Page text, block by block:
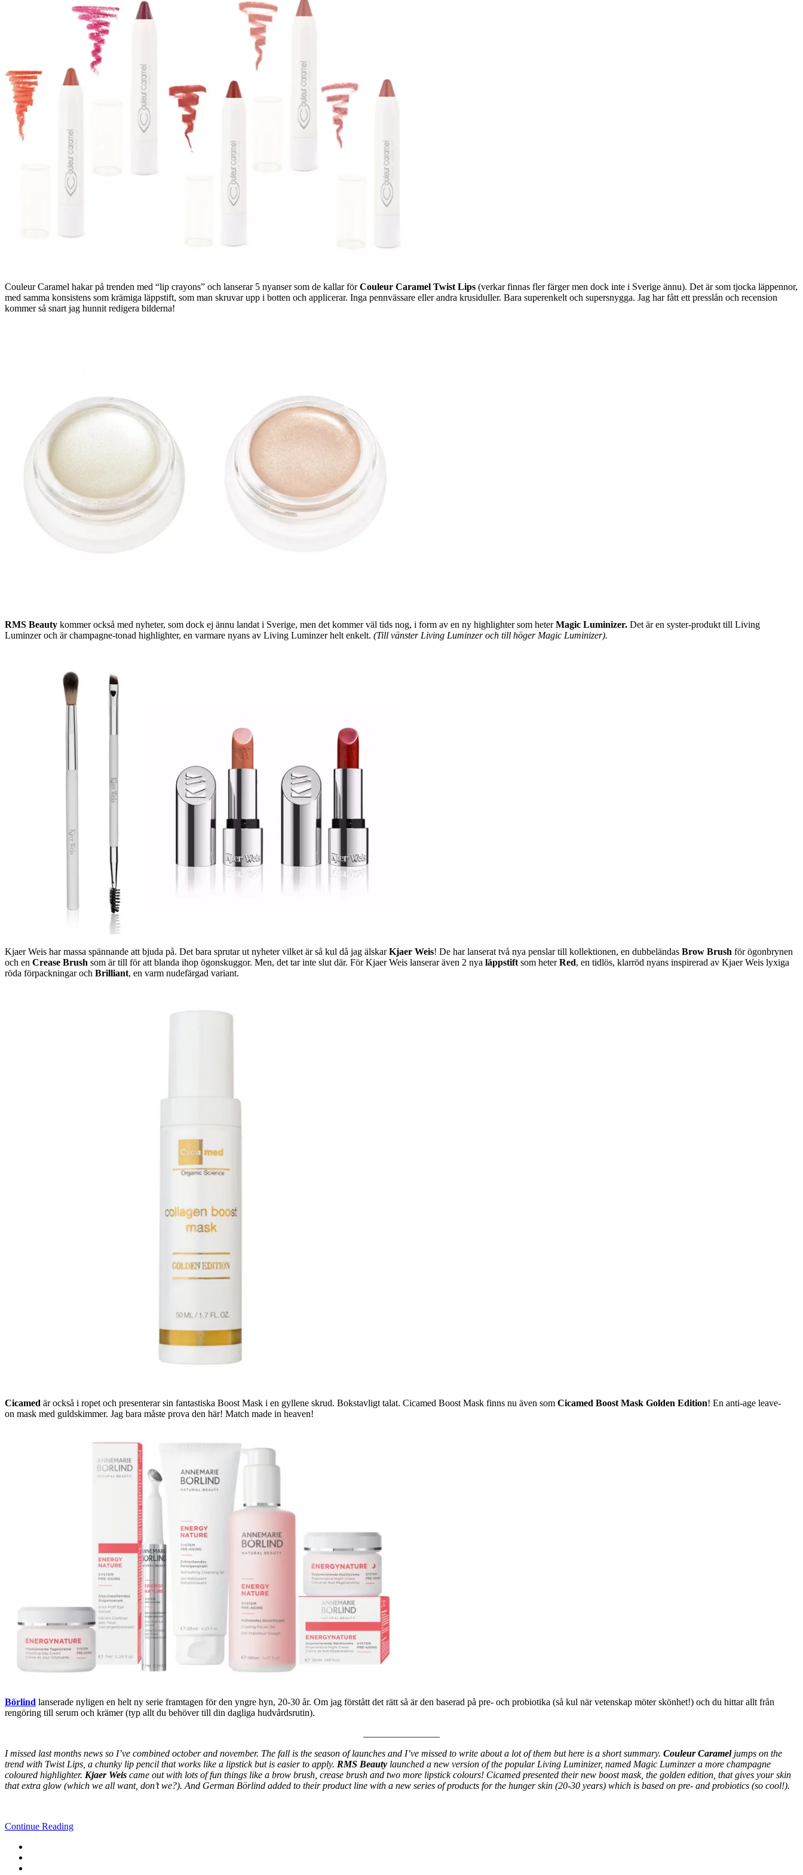
Couleur Caramel hakar på trenden med “lip crayons” och lanserar 5 nyanser som de kallar förCouleur Caramel Twist Lips (verkar finnas fler färger men dock inte i Sverige ännu). Det är som tjocka läppennor,
med samma konsistens som krämiga läppstift, som man skruvar upp i botten och applicerar. Inga pennvässare eller andra krusiduller. Bara superenkelt och supersnygga. Jag har fått ett presslån och recension
kommer så snart jag hunnit redigera bilderna!
RMS Beauty kommer också med nyheter, som dock ej ännu landat i Sverige, men det kommer väl tids nog, i form av en ny highlighter som heterMagic Luminizer. Det är en syster-produkt till Living
Luminzer och är champagne-tonad highlighter, en varmare nyans av Living Luminzer helt enkelt. (Till vänster Living Luminzer och till höger Magic Luminizer).
Kjaer Weis har massa spännande att bjuda på. Det bara sprutar ut nyheter vilket är så kul då jag älskarKjaer Weis! De har lanserat två nya penslar till kollektionen, en dubbeländas Brow Brush för ögonbrynen
och en Crease Brush som är till för att blanda ihop ögonskuggor. Men, det tar inte slut där. För Kjaer Weis lanserar även 2 nya läppstift som heterRed, en tidlös, klarröd nyans inspirerad av Kjaer Weis lyxiga
röda förpackningar och Brilliant, en varm nudefärgad variant.
Cicamed är också i ropet och presenterar sin fantastiska Boost Mask i en gyllene skrud. Bokstavligt talat. Cicamed Boost Mask finns nu även som Cicamed Boost Mask Golden Edition! En anti-age leave-
on mask med guldskimmer. Jag bara måste prova den här! Match made in heaven!
Börlind lanserade nyligen en helt ny serie framtagen för den yngre hyn, 20-30 år. Om jag förstått det rätt så är den baserad på pre- och probiotika (så kul när vetenskap möter skönhet!) och du hittar allt från
rengöring till serum och krämer (typ allt du behöver till din dagliga hudvårdsrutin).
I missed last months news so I’ve combined october and november. The fall is the season of launches and I’ve missed to write about a lot of them but here is a short summary. Couleur Carameljumps on the
trend with Twist Lips, a chunky lip pencil that works like a lipstick but is easier to apply. RMS Beauty launched a new version of the popular Living Luminizer, named Magic Luminzer a more champagne
coloured highlighter. Kjaer Weis came out with lots of fun things like a brow brush, crease brush and two more lipstick colours! Cicamed presented their new boost mask, the golden edition, that gives your skin
that extra glow (which we all want, don’t we?). And German Börlind added to their product line with a new series of products for the hunger skin (20-30 years) which is based on pre- and probiotics (so cool!).
Continue Reading